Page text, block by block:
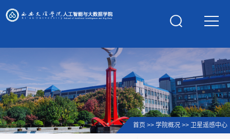
学校主页
首页 >> 学院概况 >> 卫星遥感中心